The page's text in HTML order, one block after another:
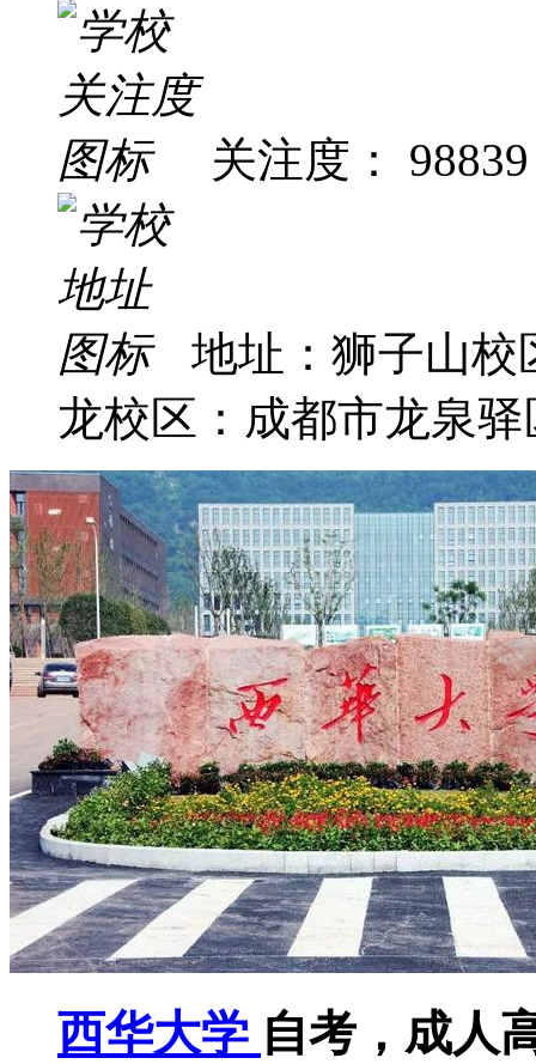
关注度： 98839
地址：狮子山校
龙校区：成都市龙泉
西华大学 自考，成人